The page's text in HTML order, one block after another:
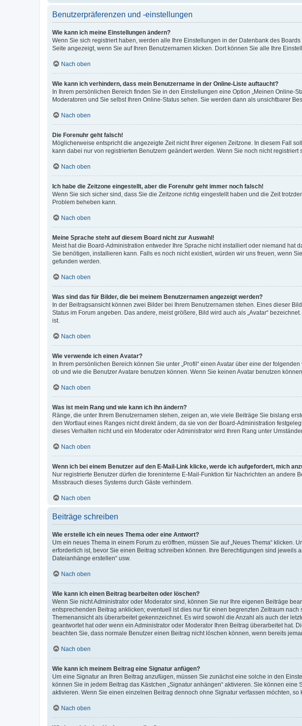
Benutzerpräferenzen und -einstellungen
Wie kann ich meine Einstellungen ändern?
Wenn Sie sich registriert haben, werden alle Ihre Einstellungen in der Datenbank des
Seite angezeigt, wenn Sie auf Ihren Benutzernamen klicken. Dort können Sie alle Ihre
Nach oben
Wie kann ich verhindern, dass mein Benutzername in der Online-Liste auftaucht?
In Ihrem persönlichen Bereich finden Sie in den Einstellungen eine Option „Meinen Online-
Moderatoren und Sie selbst Ihren Online-Status sehen. Sie werden dann als unsichtbarer
Nach oben
Die Forenuhr geht falsch!
Möglicherweise entspricht die angezeigte Zeit nicht Ihrer eigenen Zeitzone. In diesem Fall
kann dabei nur von registrierten Benutzern geändert werden. Wenn Sie noch nicht registriert
Nach oben
Ich habe die Zeitzone eingestellt, aber die Forenuhr geht immer noch falsch!
Wenn Sie sich sicher sind, dass Sie die Zeitzone richtig eingestellt haben und die Zeit
Problem beheben kann.
Nach oben
Meine Sprache steht auf diesem Board nicht zur Auswahl!
Meist hat die Board-Administration entweder Ihre Sprache nicht installiert oder niemand hat
Sie benötigen, installieren kann. Falls es noch nicht existiert, würden wir uns freuen, wenn
gefunden werden.
Nach oben
Was sind das für Bilder, die bei meinem Benutzernamen angezeigt werden?
In der Beitragsansicht können zwei Bilder bei Ihrem Benutzernamen stehen. Eines dieser
Status im Forum angeben. Das andere, meist größere, Bild wird auch als „Avatar“
ist.
Nach oben
Wie verwende ich einen Avatar?
In Ihrem persönlichen Bereich können Sie unter „Profil“ einen Avatar über eine der
ob und wie die Benutzer Avatare benutzen können. Wenn Sie keinen Avatar benutzen
Nach oben
Was ist mein Rang und wie kann ich ihn ändern?
Ränge, die unter Ihrem Benutzernamen stehen, zeigen an, wie viele Beiträge Sie bislang
den Wortlaut eines Ranges nicht direkt ändern, da sie von der Board-Administration
dieses Verhalten nicht und ein Moderator oder Administrator wird Ihren Rang unter
Nach oben
Wenn ich bei einem Benutzer auf den E-Mail-Link klicke, werde ich aufgefordert, mich
Nur registrierte Benutzer dürfen die foreninterne E-Mail-Funktion für Nachrichten an
Missbrauch dieses Systems durch Gäste verhindern.
Nach oben
Beiträge schreiben
Wie erstelle ich ein neues Thema oder eine Antwort?
Um ein neues Thema in einem Forum zu eröffnen, müssen Sie auf „Neues Thema“ klicken.
erforderlich ist, bevor Sie einen Beitrag schreiben können. Ihre Berechtigungen sind jeweils
Dateianhänge erstellen“ usw.
Nach oben
Wie kann ich einen Beitrag bearbeiten oder löschen?
Wenn Sie nicht Administrator oder Moderator sind, können Sie nur Ihre eigenen Beiträge
entsprechenden Beitrag anklicken; eventuell ist dies nur für einen begrenzten Zeitraum
Themenansicht als überarbeitet gekennzeichnet. Es wird sowohl die Anzahl als auch der
geantwortet hat oder wenn ein Administrator oder Moderator Ihren Beitrag überarbeitet hat.
beachten Sie, dass normale Benutzer einen Beitrag nicht löschen können, wenn bereits
Nach oben
Wie kann ich meinem Beitrag eine Signatur anfügen?
Um eine Signatur an Ihren Beitrag anzufügen, müssen Sie zunächst eine solche in den
können Sie in jedem Beitrag das Kästchen „Signatur anhängen“ aktivieren. Sie können
aktivieren. Wenn Sie einen einzelnen Beitrag dennoch ohne Signatur verfassen möchten,
Nach oben